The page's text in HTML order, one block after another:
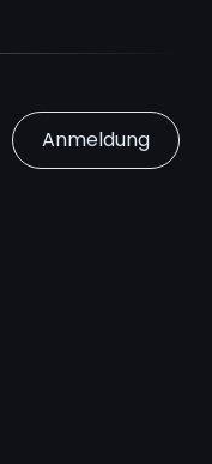
Anmeldung